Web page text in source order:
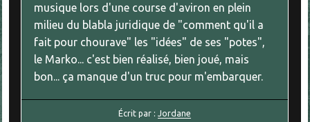
musique lors d'une course d'aviron en plein
milieu du blabla juridique de "comment qu'il a
fait pour chourave" les "idées" de ses "potes",
le Marko... c'est bien réalisé, bien joué, mais
bon... ça manque d'un truc pour m'embarquer.
Écrit par :Jordane